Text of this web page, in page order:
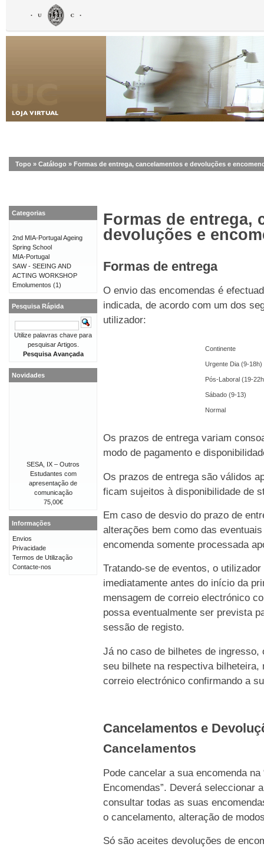
Topo » Catálogo » Formas de entrega, cancelamentos e devoluções e
Formas de entrega,
devoluções e
Formas de entrega
O envio das encomendas é
indicada, de acordo com um dos
utilizador:
Continente
Urgente Dia (9-18h)
Pós-Laboral (19-
Sábado (9-13)
Normal
Os prazos de entrega variam
modo de pagamento e
Os prazos de entrega são válidos
ficam sujeitos à disponibilidade de
Em caso de desvio do prazo de
alterações bem como das
encomenda somente processada
Tratando-se de eventos, o
imediatamente antes do início da
mensagem de correio electrónico
possa eventualmente ser prevista
sessão de registo.
Já no caso de bilhetes de
seu bilhete na respectiva bilheteira,
correio electrónico confirmando a
Cancelamentos e
Cancelamentos
Pode cancelar a sua encomenda
Encomendas”. Deverá seleccionar
consultar todas as suas
o cancelamento, alteração de
Só são aceites devoluções de
Categorias
2nd MIA-Portugal Ageing
Spring School
MIA-Portugal
SAW - SEEING AND
ACTING WORKSHOP
Emolumentos (1)
Pesquisa Rápida
Utilize palavras chave para
pesquisar Artigos.
Pesquisa Avançada
Novidades
SESA, IX – Outros
Estudantes com
apresentação de
comunicação
75,00€
Informações
Envios
Privacidade
Termos de Utilização
Contacte-nos